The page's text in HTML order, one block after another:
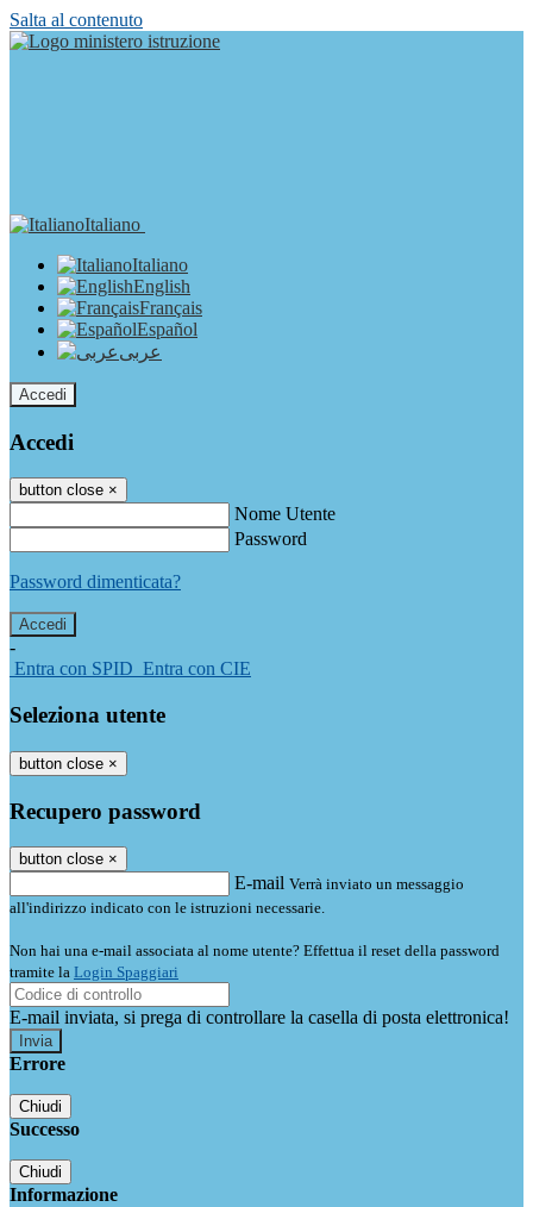
Salta al contenuto
Italiano
Italiano
English
Français
Español
عربى
Accedi
Accedi
button close ×
Nome Utente
Password
Password dimenticata?
-
Entra con SPID Entra con CIE
Seleziona utente
button close ×
Recupero password
button close ×
E-mail Verrà inviato un messaggio
all'indirizzo indicato con le istruzioni necessarie.
Non hai una e-mail associata al nome utente? Effettua il reset della password
tramite la Login Spaggiari
E-mail inviata, si prega di controllare la casella di posta elettronica!
Errore
Chiudi
Successo
Chiudi
Informazione